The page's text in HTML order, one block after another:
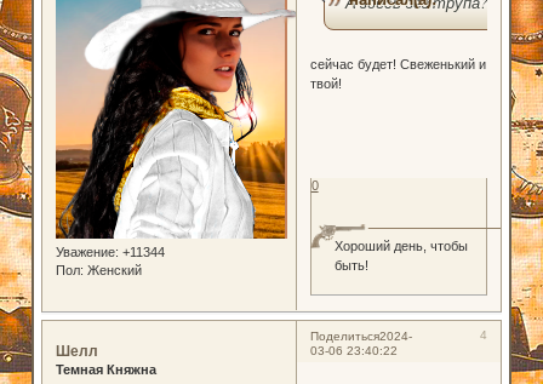
Уважение: +11344
Пол: Женский
сейчас будет! Свеженький и
твой!
Хороший день, чтобы
быть!
0
Поделиться 4
2024-
03-06 23:40:22
Шелл
Темная Княжна